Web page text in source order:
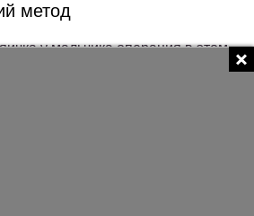
метод
у мальчика операция в этом